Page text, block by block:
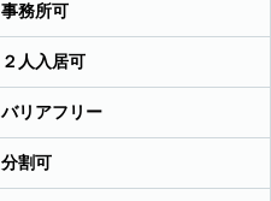
事務所可
２人入居可
バリアフリー
分割可